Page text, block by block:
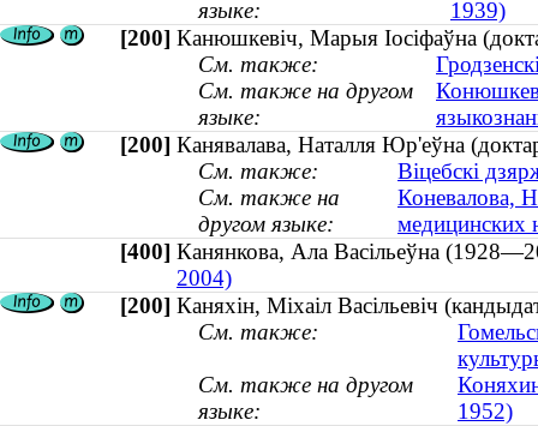
языке:
1939)
[200] Канюшкевіч, Марыя Іосіфаўна
См. также:
См. также на другом
языке:
[200] Канявалава, Наталля Юр'еўна
См. также:
Віцебскі
См. также на
другом языке:
Коневалова,
медицинских
[400] Канянкова, Ала Васільеўна
2004)
[200] Каняхін, Міхаіл Васільевіч
См. также:
См. также на другом
языке:
1952)